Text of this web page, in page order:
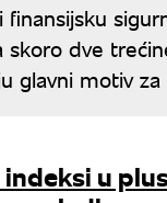
dve
glavni motiv za
u